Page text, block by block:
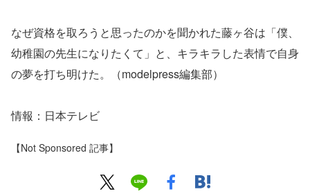
なぜ資格を取ろうと思ったのかを聞かれた藤ヶ谷は「僕、
幼稚園の先生になりたくて」と、キラキラした表情で自身
の夢を打ち明けた。（modelpress編集部）
情報：日本テレビ
【Not Sponsored 記事】